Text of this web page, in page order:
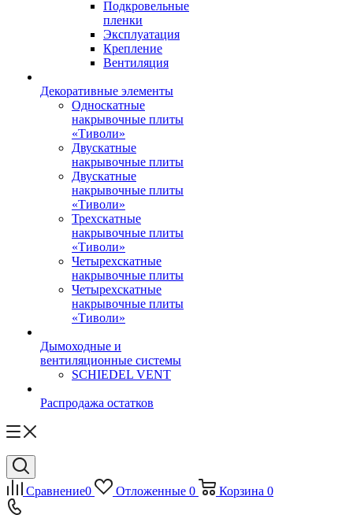
Подкровельные
пленки
Эксплуатация
Крепление
Вентиляция
Декоративные элементы
Односкатные
накрывочные плиты
«Тиволи»
Двускатные
накрывочные плиты
Двускатные
накрывочные плиты
«Тиволи»
Трехскатные
накрывочные плиты
«Тиволи»
Четырехскатные
накрывочные плиты
Четырехскатные
накрывочные плиты
«Тиволи»
Дымоходные и
вентиляционные системы
SCHIEDEL VENT
Распродажа остатков
Сравнение0 Отложенные 0 Корзина 0